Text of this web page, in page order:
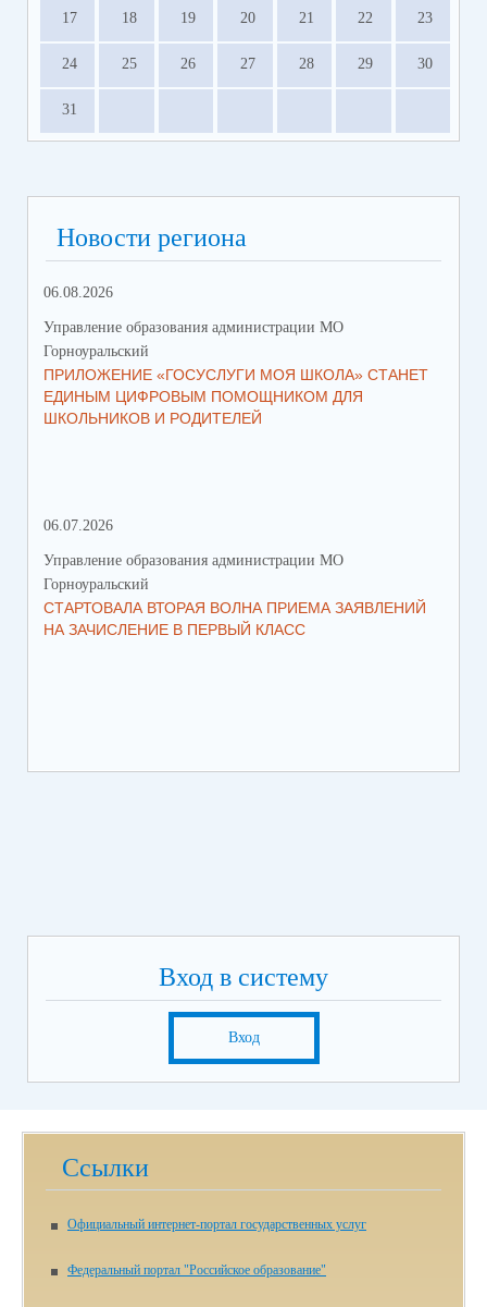
17 18 19 20 21 22 23
24 25 26 27 28 29 30
31
Новости региона
06.08.2026
Управление образования администрации МО
Горноуральский
ПРИЛОЖЕНИЕ «ГОСУСЛУГИ МОЯ ШКОЛА» СТАНЕТ
ЕДИНЫМ ЦИФРОВЫМ ПОМОЩНИКОМ ДЛЯ
ШКОЛЬНИКОВ И РОДИТЕЛЕЙ
06.07.2026
Управление образования администрации МО
Горноуральский
СТАРТОВАЛА ВТОРАЯ ВОЛНА ПРИЕМА ЗАЯВЛЕНИЙ
НА ЗАЧИСЛЕНИЕ В ПЕРВЫЙ КЛАСС
Вход в систему
Вход
Ссылки
Официальный интернет-портал государственных услуг
Федеральный портал "Российское образование"